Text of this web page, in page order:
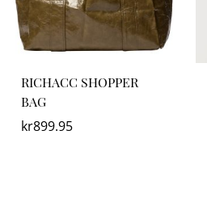
RICHACC SHOPPER
BAG
kr899.95